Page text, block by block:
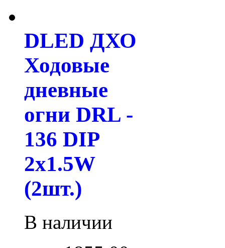
DLED ДХО
Ходовые
дневные
огни DRL -
136 DIP
2x1.5W
(2шт.)
В наличии